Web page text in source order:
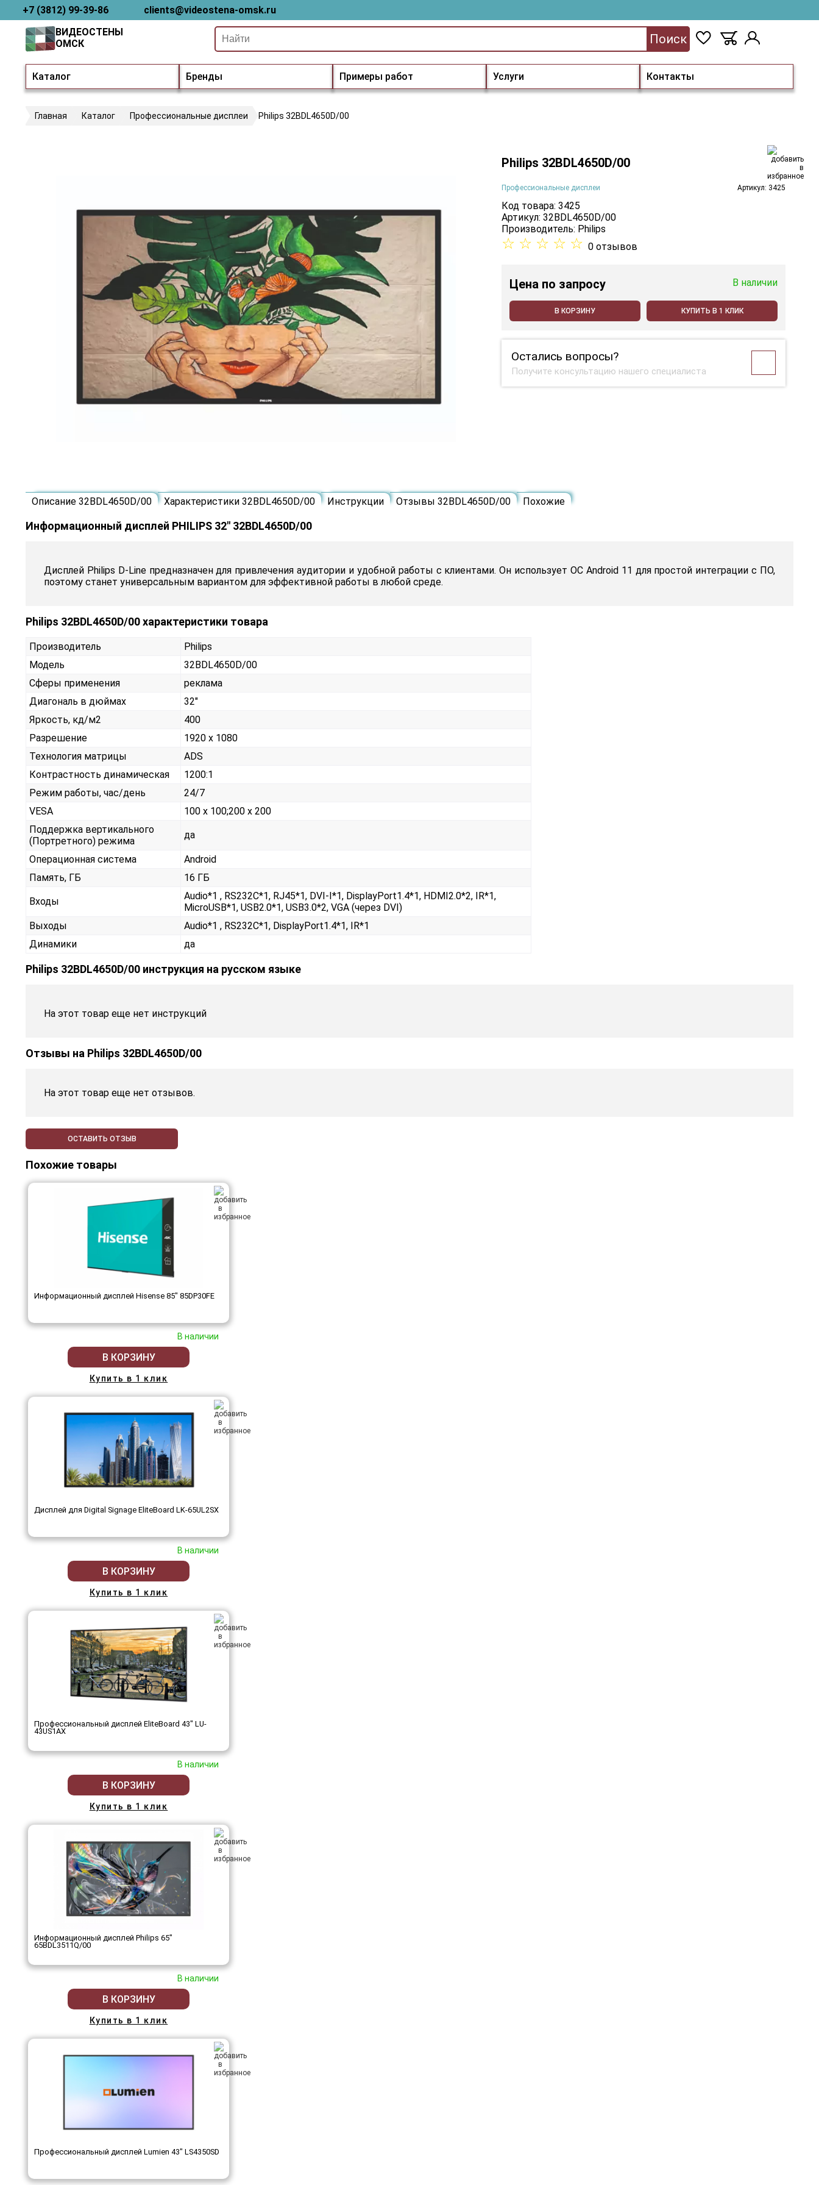
+7 (3812) 99-39-86 clients@videostena-omsk.ru
Каталог Бренды Примеры работ Услуги Контакты
ВИДЕОСТЕНЫ
ОМСК
Поиск
Главная Каталог Профессиональные дисплеи Philips 32BDL4650D/00
Philips 32BDL4650D/00
Профессиональные дисплеи Артикул: 3425
Код товара: 3425
Артикул: 32BDL4650D/00
Производитель: Philips
☆ ☆ ☆ ☆ ☆ 0 отзывов
Цена по запросу В наличии
В КОРЗИНУ КУПИТЬ В 1 КЛИК
Остались вопросы?
Получите консультацию нашего специалиста
Описание 32BDL4650D/00 Характеристики 32BDL4650D/00 Инструкции Отзывы 32BDL4650D/00 Похожие
Информационный дисплей PHILIPS 32" 32BDL4650D/00
Дисплей Philips D-Line предназначен для привлечения аудитории и удобной работы с клиентами. Он использует ОС Android 11 для простой интеграции с ПО,
поэтому станет универсальным вариантом для эффективной работы в любой среде.
Philips 32BDL4650D/00 характеристики товара
Производитель
Philips
Модель
32BDL4650D/00
Сферы применения
реклама
Диагональ в дюймах
32"
Яркость, кд/м2
400
Разрешение
1920 x 1080
Технология матрицы
ADS
Контрастность динамическая
1200:1
Режим работы, час/день
24/7
VESA
100 х 100;200 х 200
Поддержка вертикального
(Портретного) режима
да
Операционная система
Android
Память, ГБ
16 ГБ
Входы
Audio*1 , RS232С*1, RJ45*1, DVI-I*1, DisplayPort1.4*1, HDMI2.0*2, IR*1,
MicroUSB*1, USB2.0*1, USB3.0*2, VGA (через DVI)
Выходы
Audio*1 , RS232С*1, DisplayPort1.4*1, IR*1
Динамики
да
Philips 32BDL4650D/00 инструкция на русском языке
На этот товар еще нет инструкций
Отзывы на Philips 32BDL4650D/00
На этот товар еще нет отзывов.
ОСТАВИТЬ ОТЗЫВ
Похожие товары
Информационный дисплей Hisense 85" 85DP30FE
В наличии
В КОРЗИНУ
Купить в 1 клик
Дисплей для Digital Signage EliteBoard LK-65UL2SX
В наличии
В КОРЗИНУ
Купить в 1 клик
Профессиональный дисплей EliteBoard 43" LU-
43US1AX
В наличии
В КОРЗИНУ
Купить в 1 клик
Информационный дисплей Philips 65"
65BDL3511Q/00
В наличии
В КОРЗИНУ
Купить в 1 клик
Профессиональный дисплей Lumien 43" LS4350SD